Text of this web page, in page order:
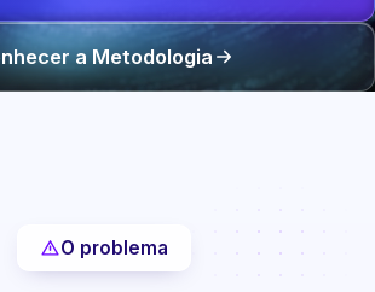
a Metodologia
O problema